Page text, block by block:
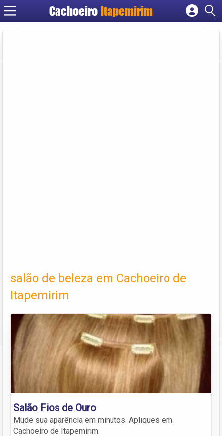
Cachoeiro Itapemirim
Cadastrar empresa
salão de beleza em Cachoeiro de
Itapemirim
Salão Fios de Ouro
Mude sua aparência em minutos. Apliques em
Cachoeiro de Itapemirim.